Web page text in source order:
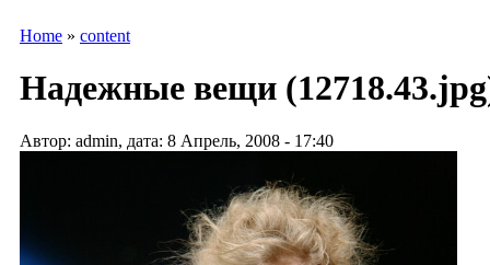
Home » content
Надежные вещи
Автор: admin, дата: 8 Апрель, 2008 - 17:40